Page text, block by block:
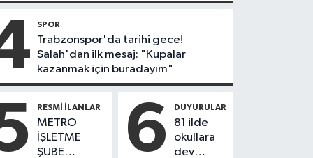
SPOR
Trabzonspor'da tarihi gece!
Salah'dan ilk mesaj: "Kupalar
kazanmak için buradayım"
RESMI İLANLAR
METRO
İŞLETME
ŞUBE
6 DUYURULAR
81 ilde
okullara
dev